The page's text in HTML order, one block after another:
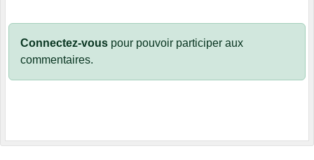
Connectez-vous pour pouvoir participer aux
commentaires.